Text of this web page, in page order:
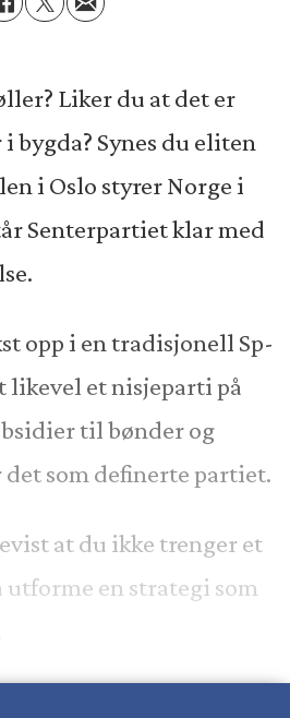
Liker du at det er
bygda? Synes du eliten
i Oslo styrer Norge i
Senterpartiet klar med
opp i en tradisjonell Sp-
likevel et nisjeparti på
til bønder og
som definerte partiet.
at du ikke trenger et
utforme en strategi som